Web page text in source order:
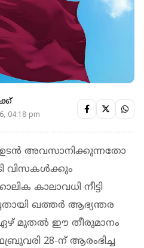
04:18 pm
അവസാനിക്കുന്നതോ
വിസകൾക്കും
കാലാവധി നീട്ടി
ഖത്തർ ആഭ്യന്തര
ഏഴ് മുതൽ ഈ തീരുമാനം
28-ന് ആരംഭിച്ച